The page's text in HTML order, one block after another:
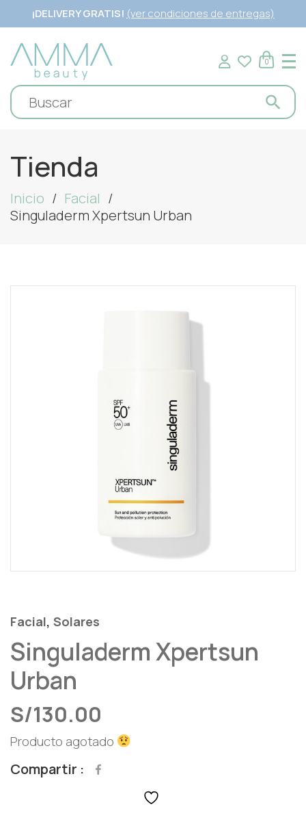
¡DELIVERY GRATIS! (ver condiciones de entregas)
0
Tienda
Inicio
Facial
Singuladerm Xpertsun Urban
Facial, Solares
Singuladerm Xpertsun
Urban
S/130.00
Producto agotado
Compartir